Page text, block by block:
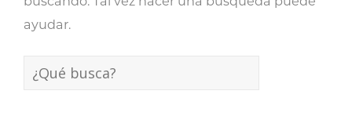
ayudar.